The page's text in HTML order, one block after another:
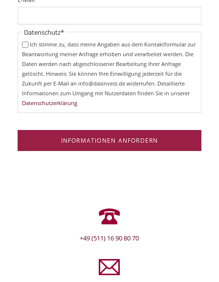
c
t
f
f
i
Pflichtfeld
Datenschutz*
Ich stimme zu, dass meine Angaben aus dem Kontaktformular zur
Beantwortung meiner Anfrage erhoben und verarbeitet werden. Die
Daten werden nach abgeschlossener Bearbeitung Ihrer Anfrage
gelöscht. Hinweis: Sie können Ihre Einwilligung jederzeit für die
Zukunft per E-Mail an info@dasinvest.de widerrufen. Detaillierte
Informationen zum Umgang mit Nutzerdaten finden Sie in unserer
Datenschutzerklärung
INFORMATIONEN ANFORDERN
+49 (511) 16 90 80 70